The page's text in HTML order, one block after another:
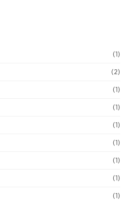
(1)
(2)
(1)
(1)
(1)
(1)
(1)
(1)
(1)